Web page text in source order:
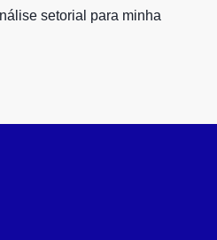
setorial para minha